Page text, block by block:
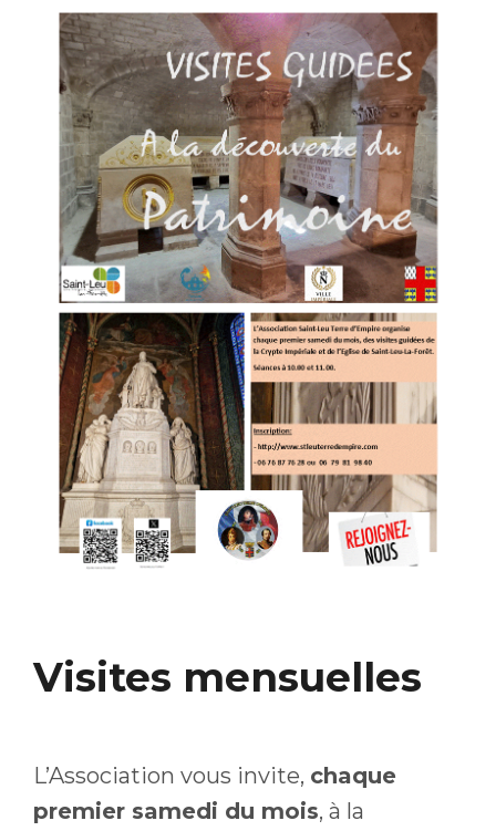
Visites mensuelles
L’Association vous invite, chaque
premier samedi du mois, à la